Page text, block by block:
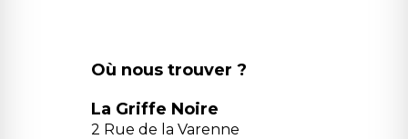
Où nous trouver ?
La Griffe Noire
2 Rue de la Varenne